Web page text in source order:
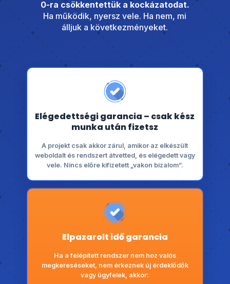
0-ra csökkentettük a kockázatodat.
Ha működik, nyersz vele. Ha nem, mi
álljuk a következményeket.
Elégedettségi garancia – csak kész
munka után fizetsz
A projekt csak akkor zárul, amikor az elkészült
weboldalt és rendszert átvetted, és elégedett vagy
vele. Nincs előre kifizetett „vakon bizalom”.
Elpazarolt idő garancia
Ha a felépített rendszer nem hoz valós
megkereséseket, nem érkeznek új érdeklődők
vagy ügyfelek, akkor: